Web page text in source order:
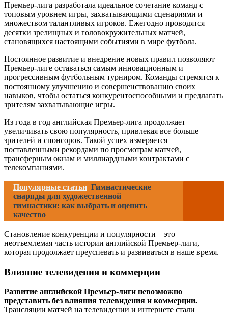
Премьер-лига разработала идеальное сочетание команд с
топовым уровнем игры, захватывающими сценариями и
множеством талантливых игроков. Ежегодно проводятся
десятки зрелищных и головокружительных матчей,
становящихся настоящими событиями в мире футбола.
Постоянное развитие и внедрение новых правил позволяют
Премьер-лиге оставаться самым инновационным и
прогрессивным футбольным турниром. Команды стремятся к
постоянному улучшению и совершенствованию своих
навыков, чтобы остаться конкурентоспособными и предлагать
зрителям захватывающие игры.
Из года в год английская Премьер-лига продолжает
увеличивать свою популярность, привлекая все больше
зрителей и спонсоров. Такой успех измеряется
поставленными рекордами по просмотрам матчей,
трансферным окнам и миллиардными контрактами с
телекомпаниями.
Популярные статьи Гимнастические
снаряды для художественной
гимнастики: как выбрать и оценить
качество
Становление конкуренции и популярности – это
неотъемлемая часть истории английской Премьер-лиги,
которая продолжает преуспевать и развиваться в наше время.
Влияние телевидения и коммерции
Развитие английской Премьер-лиги невозможно
представить без влияния телевидения и коммерции.
Трансляции матчей на телевидении и интернете стали